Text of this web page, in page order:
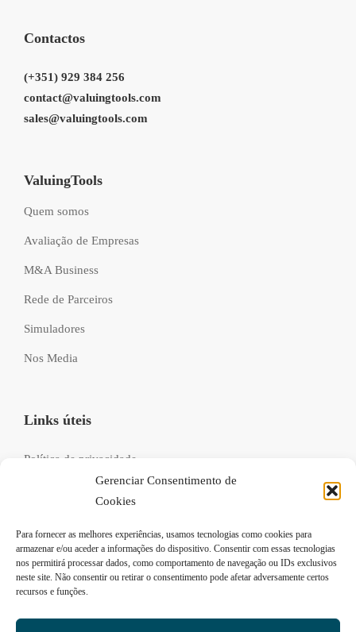
Gerenciar Consentimento de
Cookies
Para fornecer as melhores experiências, usamos tecnologias como cookies para
armazenar e/ou aceder a informações do dispositivo. Consentir com essas tecnologias
nos permitirá processar dados, como comportamento de navegação ou IDs exclusivos
neste site. Não consentir ou retirar o consentimento pode afetar adversamente certos
recursos e funções.
Contactos
(+351) 929 384 256
contact@valuingtools.com
sales@valuingtools.com
ValuingTools
Quem somos
Avaliação de Empresas
M&A Business
Rede de Parceiros
Simuladores
Nos Media
Links úteis
Política de privacidade
Livro de reclamações
FAQs